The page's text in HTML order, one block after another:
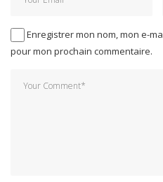
Enregistrer mon nom, mon e-
pour mon prochain commentaire.